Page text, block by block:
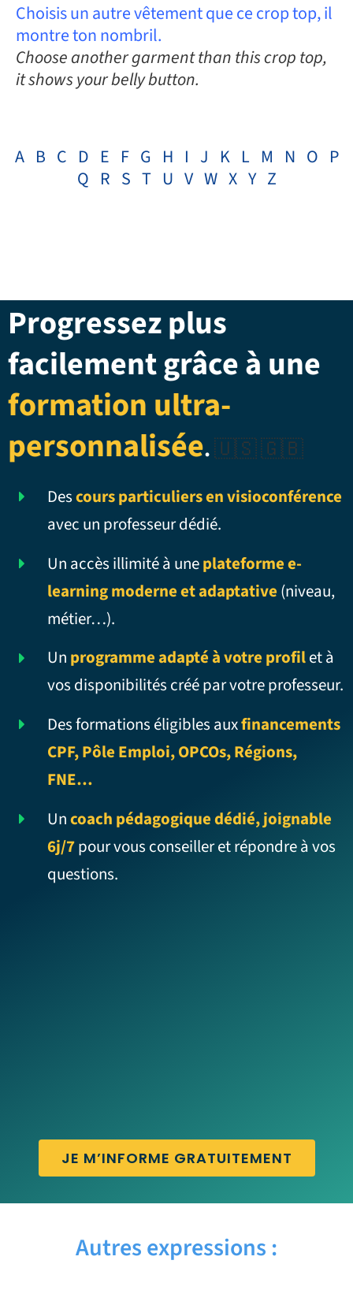
Choisis un autre vêtement que ce crop top, il
montre ton nombril.
Choose another garment than this crop top,
it shows your belly button.
A B C D E F G H I J K L M N O P
Q R S T U V W X Y Z
Progressez plus
facilement grâce à une
formation ultra-
personnalisée.🇺🇸 🇬🇧
Descours particuliers en visioconférence
avec un professeur dédié.
Un accès illimité à uneplateforme e-
learning moderne et adaptative (niveau,
métier…).
Un programme adapté à votre profilet à
vos disponibilités créé par votre professeur.
Des formations éligibles auxfinancements
CPF, Pôle Emploi, OPCOs, Régions,
FNE…
Uncoach pédagogique dédié, joignable
6j/7pour vous conseiller et répondre à vos
questions.
JE M’INFORME GRATUITEMENT
Autres expressions :